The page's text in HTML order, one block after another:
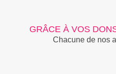
GRÂCE À VOS
Chacune de nos